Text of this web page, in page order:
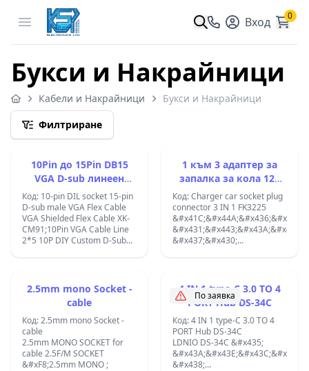
Open menu Вход 0
Букси и Накрайници
Кабели и Накрайници
Букси и Накрайници
Филтриране
10Pin до 15Pin DB15
VGA D-sub линеен
кабел 10P VGA
Код: 10-pin DIL socket 15-pin
D-sub male VGA Flex Cable
VGA Shielded Flex Cable XK-
CM91;10Pin VGA Cable Line
2*5 10P DIY Custom D-Sub
1 към 3 адаптер за
запалка за кола 12v
24v, зарядно
устройство с 3-
полюсен
разклонител, женски
разклонител
Код: Charger car socket plug
connector 3 IN 1 FK3225
&#x437;&#x430;
&#x437;&#x430;
&#x441; 3
&#x437;&#x430; 12V 10A,
2.5mm mono Socket -
cable
Код: 2.5mm mono Socket -
cable
2.5mm MONO SOCKET for
cable 2.5F/M SOCKET
&#xF8;2.5mm MONO ;
По заявка
4 IN 1 type-C 3.0 TO 4
PORT Hub DS-34C
Код: 4 IN 1 type-C 3.0 TO 4
PORT Hub DS-34C
LDNIO DS-34C &#x435;
&#x438;